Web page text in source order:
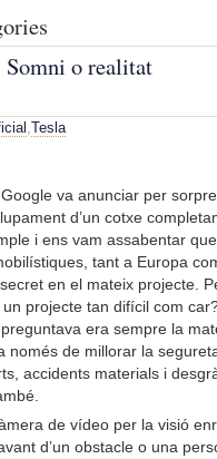
Somni o realitat
,Tesla
va anunciar per
d’un cotxe
i ens vam assabentar
tant a Europa
en el mateix projecte.
projecte tan difícil com
era sempre la
només de millorar la
accidents materials i
de vídeo per la visió
d’un obstacle o una